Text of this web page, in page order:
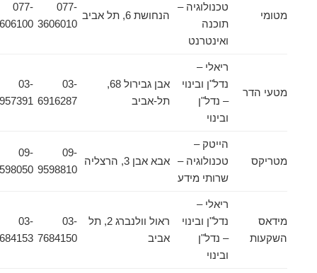
מטומי
טכנולוגיה –
תוכנה
ואינטרנט
הנחושת 6, תל אביב
077-
3606010
077-
3606100
מטעי הדר
ריאלי –
נדל"ן ובינוי
– נדל"ן
ובינוי
אבן גבירול 68,
תל-אביב
6916287
6957391
מטריקס
הייטק –
טכנולוגיה –
שרותי מידע
אבא אבן 3, הרצליה
9598810
9598050
מידאס
השקעות
ריאלי –
נדל"ן ובינוי
– נדל"ן
ובינוי
ראול וולנברג 2, תל
אביב
03-
7684150
7684153